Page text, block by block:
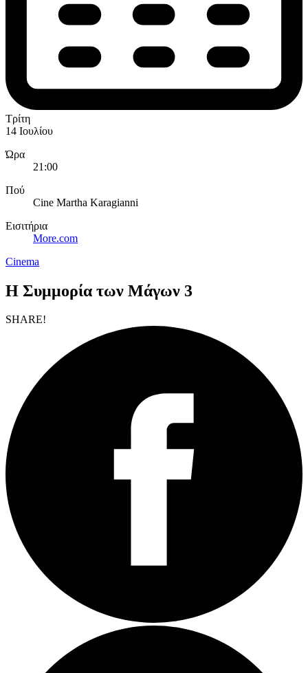
Τρίτη
14 Ιουλίου
Ώρα
21:00
Πού
Cine Martha Karagianni
Εισιτήρια
More.com
Cinema
Η Συμμορία των Μάγων 3
SHARE!